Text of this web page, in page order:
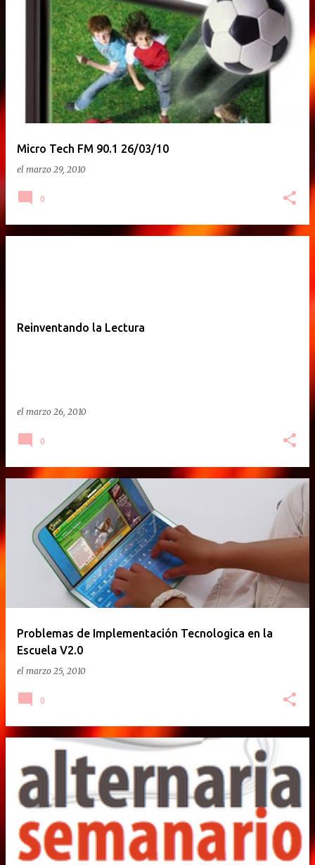
Micro Tech FM 90.1 26/03/10
el marzo 29, 2010
0
Reinventando la Lectura
el marzo 26, 2010
0
Problemas de Implementación Tecnologica en la
Escuela V2.0
el marzo 25, 2010
0